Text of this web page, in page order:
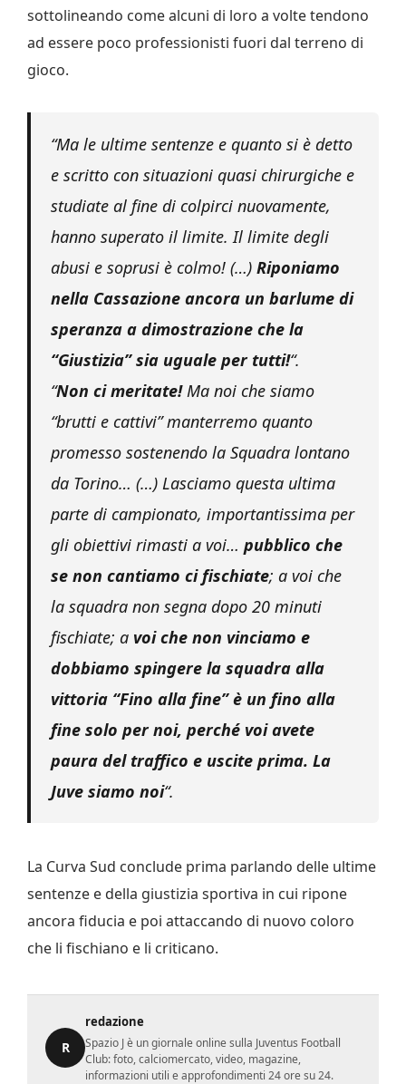
sottolineando come alcuni di loro a volte tendono
ad essere poco professionisti fuori dal terreno di
gioco.
“Ma le ultime sentenze e quanto si è detto
e scritto con situazioni quasi chirurgiche e
studiate al fine di colpirci nuovamente,
hanno superato il limite. Il limite degli
abusi e soprusi è colmo! (…) Riponiamo
nella Cassazione ancora un barlume di
speranza a dimostrazione che la
“Giustizia” sia uguale per tutti!“.
“Non ci meritate!Ma noi che siamo
“brutti e cattivi” manterremo quanto
promesso sostenendo la Squadra lontano
da Torino… (…) Lasciamo questa ultima
parte di campionato, importantissima per
gli obiettivi rimasti a voi… pubblico che
se non cantiamo ci fischiate; a voi che
la squadra non segna dopo 20 minuti
fischiate; a voi che non vinciamo e
dobbiamo spingere la squadra alla
vittoria “Fino alla fine” è un fino alla
fine solo per noi, perché voi avete
paura del traffico e uscite prima. La
Juve siamo noi“.
La Curva Sud conclude prima parlando delle ultime
sentenze e della giustizia sportiva in cui ripone
ancora fiducia e poi attaccando di nuovo coloro
che li fischiano e li criticano.
R
redazione
Spazio J è un giornale online sulla Juventus Football
Club: foto, calciomercato, video, magazine,
informazioni utili e approfondimenti 24 ore su 24.